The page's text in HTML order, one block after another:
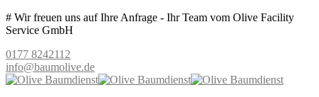
# Wir freuen uns auf Ihre Anfrage - Ihr Team vom Olive Facility
Service GmbH
0177 8242112
info@baumolive.de